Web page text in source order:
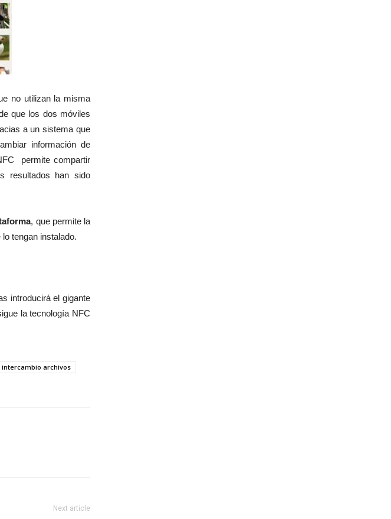
no utilizan la misma
que los dos móviles
a un sistema que
información de
permite compartir
resultados han sido
, que permite la
tengan instalado.
introducirá el gigante
la tecnología NFC
intercambio archivos
Next article